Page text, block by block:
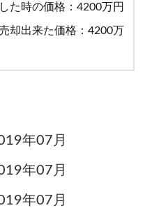
た時の価格：4200万円
却出来た価格：4200万
年07月
年07月
年07月